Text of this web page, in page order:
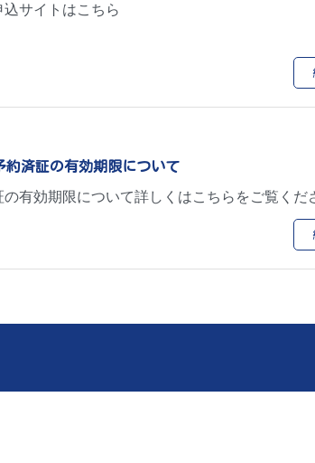
サイトはこちら
約済証の有効期限について
有効期限について詳しくはこちらをご覧くだ